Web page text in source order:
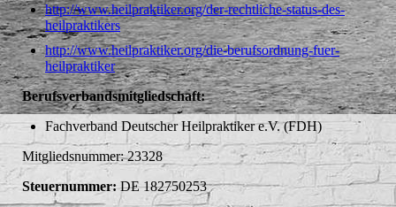
http://www.heilpraktiker.org/der-rechtliche-status-des-
heilpraktikers
http://www.heilpraktiker.org/die-berufsordnung-fuer-
heilpraktiker
Berufsverbandsmitgliedschaft:
Fachverband Deutscher Heilpraktiker e.V. (FDH)
Mitgliedsnummer: 23328
Steuernummer:DE 182750253